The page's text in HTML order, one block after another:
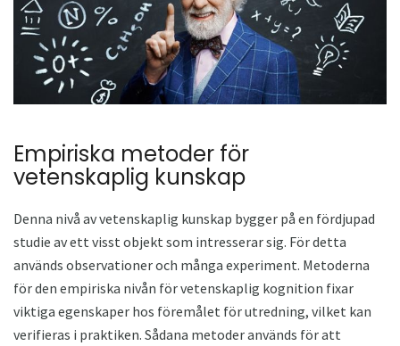
Empiriska metoder för
vetenskaplig kunskap
Denna nivå av vetenskaplig kunskap bygger på en fördjupad
studie av ett visst objekt som intresserar sig. För detta
används observationer och många experiment. Metoderna
för den empiriska nivån för vetenskaplig kognition fixar
viktiga egenskaper hos föremålet för utredning, vilket kan
verifieras i praktiken. Sådana metoder används för att